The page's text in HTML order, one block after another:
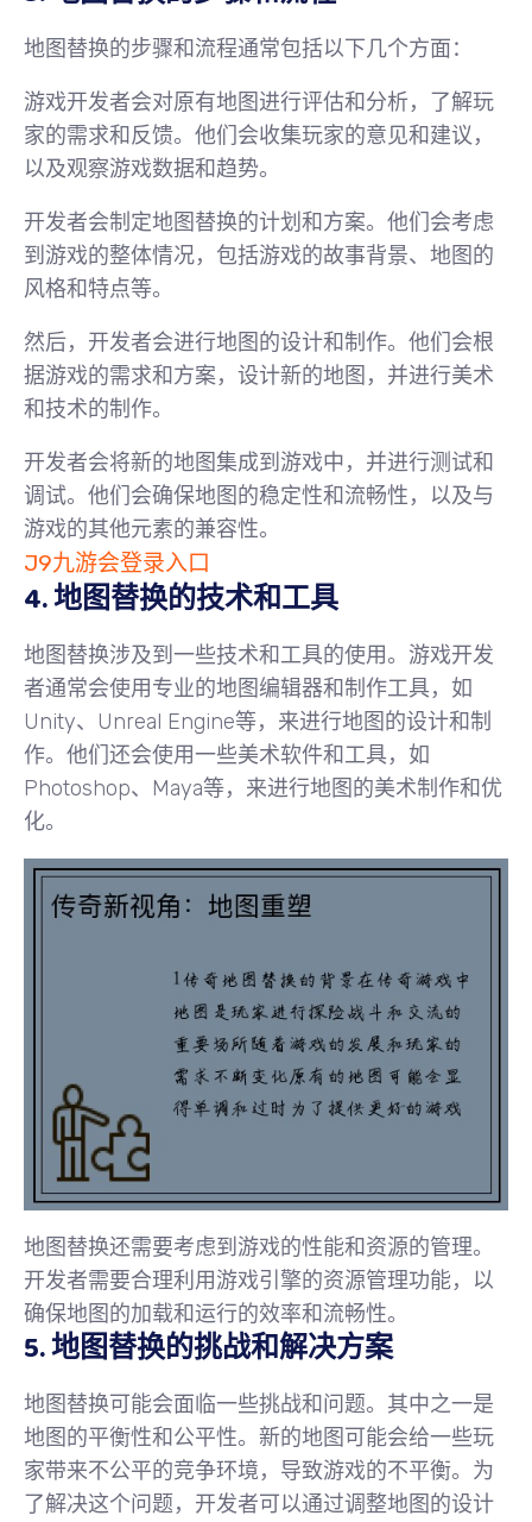
地图替换的步骤和流程通常包括以下几个方面：
游戏开发者会对原有地图进行评估和分析，了解玩
家的需求和反馈。他们会收集玩家的意见和建议，
以及观察游戏数据和趋势。
开发者会制定地图替换的计划和方案。他们会考虑
到游戏的整体情况，包括游戏的故事背景、地图的
风格和特点等。
然后，开发者会进行地图的设计和制作。他们会根
据游戏的需求和方案，设计新的地图，并进行美术
和技术的制作。
开发者会将新的地图集成到游戏中，并进行测试和
调试。他们会确保地图的稳定性和流畅性，以及与
游戏的其他元素的兼容性。
J9九游会登录入口
4. 地图替换的技术和工具
地图替换涉及到一些技术和工具的使用。游戏开发
者通常会使用专业的地图编辑器和制作工具，如
Unity、Unreal Engine等，来进行地图的设计和制
作。他们还会使用一些美术软件和工具，如
Photoshop、Maya等，来进行地图的美术制作和优
化。
地图替换还需要考虑到游戏的性能和资源的管理。
开发者需要合理利用游戏引擎的资源管理功能，以
确保地图的加载和运行的效率和流畅性。
5. 地图替换的挑战和解决方案
地图替换可能会面临一些挑战和问题。其中之一是
地图的平衡性和公平性。新的地图可能会给一些玩
家带来不公平的竞争环境，导致游戏的不平衡。为
了解决这个问题，开发者可以通过调整地图的设计